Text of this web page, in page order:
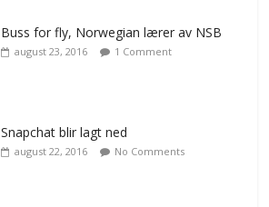
Buss for fly, Norwegian lærer av NSB
august 23, 2016 1 Comment
Snapchat blir lagt ned
august 22, 2016 No Comments